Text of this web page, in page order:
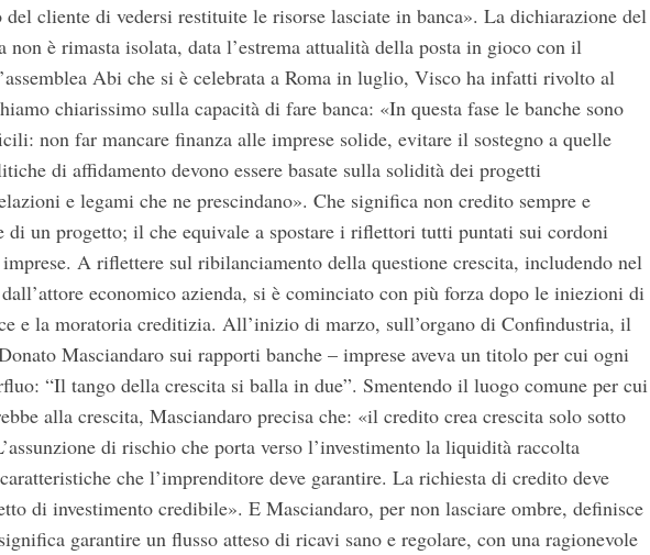
cliente di vedersi restituite le risorse lasciate in banca». La dichiarazione del
è rimasta isolata, data l’estrema attualità della posta in gioco con il
Abi che si è celebrata a Roma in luglio, Visco ha infatti rivolto al
chiarissimo sulla capacità di fare banca: «In questa fase le banche sono
non far mancare finanza alle imprese solide, evitare il sostegno a quelle
di affidamento devono essere basate sulla solidità dei progetti
e legami che ne prescindano». Che significa non credito sempre e
di un progetto; il che equivale a spostare i riflettori tutti puntati sui cordoni
A riflettere sul ribilanciamento della questione crescita, includendo nel
economico azienda, si è cominciato con più forza dopo le iniezioni di
e la moratoria creditizia. All’inizio di marzo, sull’organo di Confindustria, il
Masciandaro sui rapporti banche – imprese aveva un titolo per cui ogni
“Il tango della crescita si balla in due”. Smentendo il luogo comune per cui
alla crescita, Masciandaro precisa che: «il credito crea crescita solo sotto
di rischio che porta verso l’investimento la liquidità raccolta
che l’imprenditore deve garantire. La richiesta di credito deve
di investimento credibile». E Masciandaro, per non lasciare ombre, definisce
garantire un flusso atteso di ricavi sano e regolare, con una ragionevole